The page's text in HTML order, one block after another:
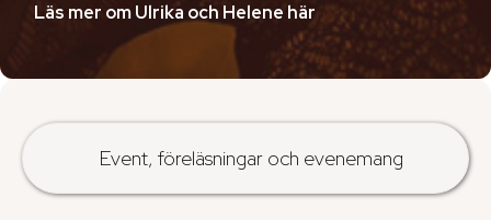
Läs mer om Ulrika och Helene här
Event, föreläsningar och evenemang